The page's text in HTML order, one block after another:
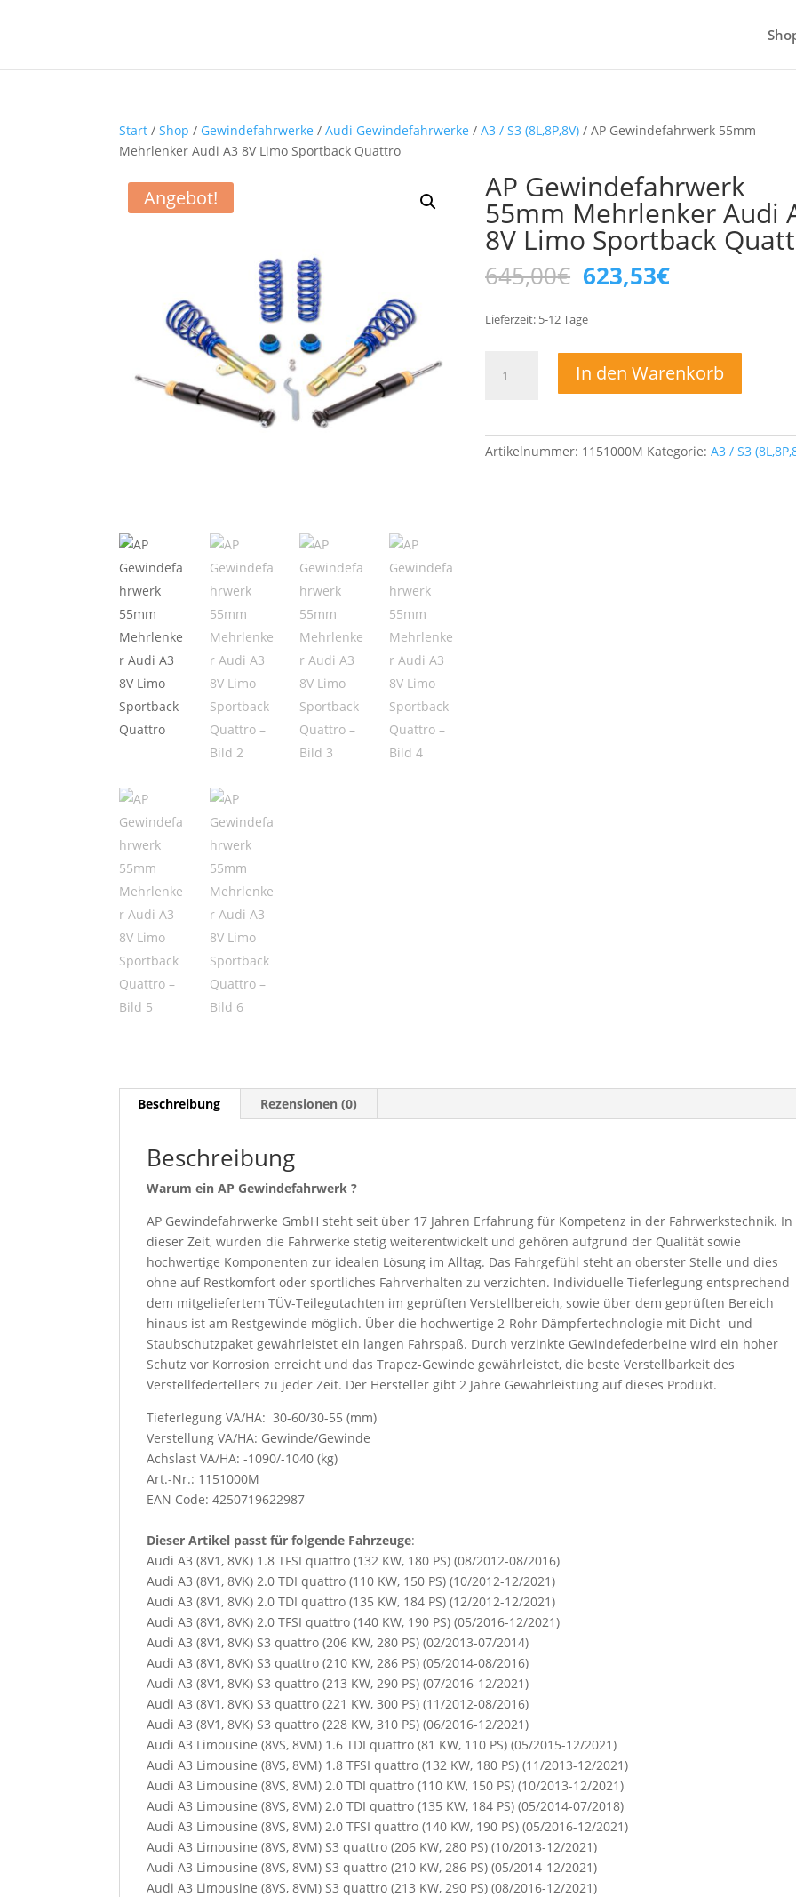
Start /Shop / Gewindefahrwerke /Audi Gewindefahrwerke /A3 / S3 (8L,8P,8V) / AP Gewindefahrwerk 55mm
Mehrlenker Audi A3 8V Limo Sportback Quattro
Angebot! AP Gewindefahrwerk
55mm Mehrlenker Audi
8V Limo Sportback
645,00€ Ursprünglicher
Preis
war:
623,53€Aktueller
Lieferzeit: 5-12Tage
Gewindefahrwerk
Audi
In den Warenkorb
Artikelnummer: 1151000M Kategorie:A3 / S3
Beschreibung Rezensionen (0)
Beschreibung
Warum ein AP Gewindefahrwerk ?
AP Gewindefahrwerke GmbH steht seit über 17 Jahren Erfahrung für Kompetenz in der Fahrwerkstechnik. In
dieser Zeit, wurden die Fahrwerke stetig weiterentwickelt und gehören aufgrund der Qualität sowie
hochwertige Komponenten zur idealen Lösung im Alltag. Das Fahrgefühl steht an oberster Stelle und dies
ohne auf Restkomfort oder sportliches Fahrverhalten zu verzichten. Individuelle Tieferlegung entsprechend
dem mitgeliefertem TÜV-Teilegutachten im geprüften Verstellbereich, sowie über dem geprüften Bereich
hinaus ist am Restgewinde möglich. Über die hochwertige 2-Rohr Dämpfertechnologie mit Dicht- und
Staubschutzpaket gewährleistet ein langen Fahrspaß. Durch verzinkte Gewindefederbeine wird ein hoher
Schutz vor Korrosion erreicht und das Trapez-Gewinde gewährleistet, die beste Verstellbarkeit des
Verstellfedertellers zu jeder Zeit. Der Hersteller gibt 2 Jahre Gewährleistung auf dieses Produkt.
Tieferlegung VA/HA: 30-60/30-55 (mm)
Verstellung VA/HA: Gewinde/Gewinde
Achslast VA/HA: -1090/-1040 (kg)
Art.-Nr.: 1151000M
EAN Code: 4250719622987
Dieser Artikel passt für folgende Fahrzeuge:
Audi A3 (8V1, 8VK) 1.8 TFSI quattro (132 KW, 180 PS) (08/2012-08/2016)
Audi A3 (8V1, 8VK) 2.0 TDI quattro (110 KW, 150 PS) (10/2012-12/2021)
Audi A3 (8V1, 8VK) 2.0 TDI quattro (135 KW, 184 PS) (12/2012-12/2021)
Audi A3 (8V1, 8VK) 2.0 TFSI quattro (140 KW, 190 PS) (05/2016-12/2021)
Audi A3 (8V1, 8VK) S3 quattro (206 KW, 280 PS) (02/2013-07/2014)
Audi A3 (8V1, 8VK) S3 quattro (210 KW, 286 PS) (05/2014-08/2016)
Audi A3 (8V1, 8VK) S3 quattro (213 KW, 290 PS) (07/2016-12/2021)
Audi A3 (8V1, 8VK) S3 quattro (221 KW, 300 PS) (11/2012-08/2016)
Audi A3 (8V1, 8VK) S3 quattro (228 KW, 310 PS) (06/2016-12/2021)
Audi A3 Limousine (8VS, 8VM) 1.6 TDI quattro (81 KW, 110 PS) (05/2015-12/2021)
Audi A3 Limousine (8VS, 8VM) 1.8 TFSI quattro (132 KW, 180 PS) (11/2013-12/2021)
Audi A3 Limousine (8VS, 8VM) 2.0 TDI quattro (110 KW, 150 PS) (10/2013-12/2021)
Audi A3 Limousine (8VS, 8VM) 2.0 TDI quattro (135 KW, 184 PS) (05/2014-07/2018)
Audi A3 Limousine (8VS, 8VM) 2.0 TFSI quattro (140 KW, 190 PS) (05/2016-12/2021)
Audi A3 Limousine (8VS, 8VM) S3 quattro (206 KW, 280 PS) (10/2013-12/2021)
Audi A3 Limousine (8VS, 8VM) S3 quattro (210 KW, 286 PS) (05/2014-12/2021)
Audi A3 Limousine (8VS, 8VM) S3 quattro (213 KW, 290 PS) (08/2016-12/2021)